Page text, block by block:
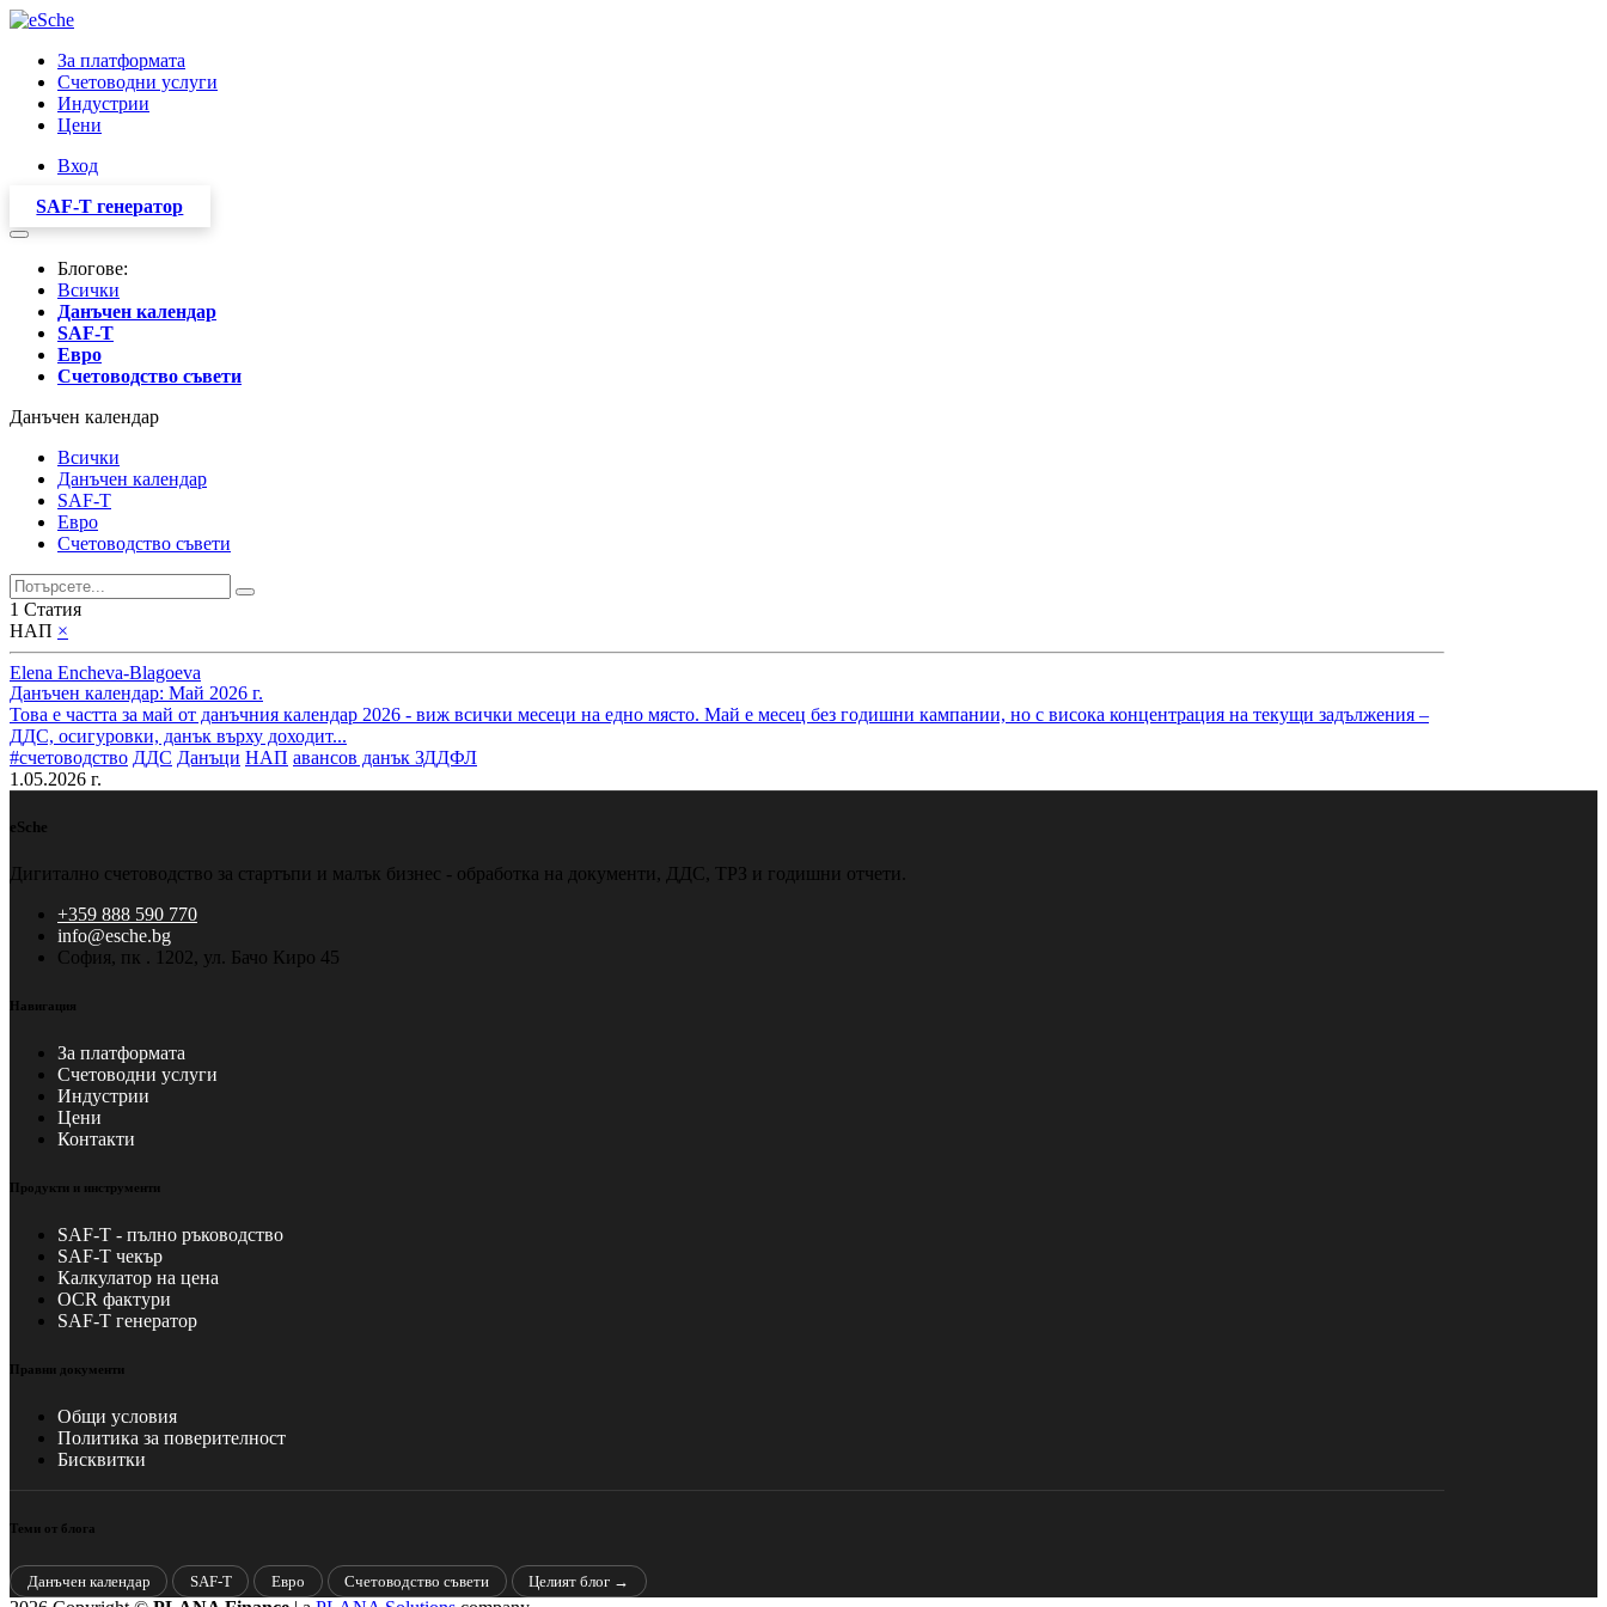
За платформата
Счетоводни услуги
Индустрии
Цени
Вход
SAF-T генератор
Блогове:
Всички
Данъчен календар
SAF-T
Евро
Счетоводство съвети
Данъчен календар
Всички
Данъчен календар
SAF-T
Евро
Счетоводство съвети
1 Статия
НАП ×
Elena Encheva-Blagoeva
Данъчен календар: Май 2026 г.
Това е частта за май от данъчния календар 2026 - виж всички месеци на едно място. Май е месец без годишни кампании, но с висока концентрация на текущи задължения –
ДДС, осигуровки, данък върху доходит...
#счетоводство ДДС Данъци НАП авансов данък ЗДДФЛ
1.05.2026 г.
eSche
Дигитално счетоводство за стартъпи и малък бизнес - обработка на документи, ДДС, ТРЗ и годишни отчети.
+359 888 590 770
info@esche.bg
София, пк . 1202, ул. Бачо Киро 45
Навигация
За платформата
Счетоводни услуги
Индустрии
Цени
Контакти
Продукти и инструменти
SAF-T - пълно ръководство
SAF-T чекър
Калкулатор на цена
OCR фактури
SAF-T генератор
Правни документи
Общи условия
Политика за поверителност
Бисквитки
Теми от блога
Данъчен календар SAF-T Евро Счетоводство съвети Целият блог →